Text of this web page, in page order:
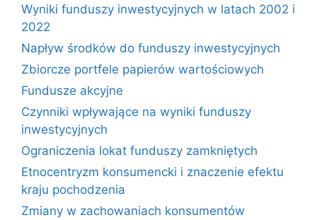
Wyniki funduszy inwestycyjnych w latach 2002 i
2022
Napływ środków do funduszy inwestycyjnych
Zbiorcze portfele papierów wartościowych
Fundusze akcyjne
Czynniki wpływające na wyniki funduszy
inwestycyjnych
Ograniczenia lokat funduszy zamkniętych
Etnocentryzm konsumencki i znaczenie efektu
kraju pochodzenia
Zmiany w zachowaniach konsumentów